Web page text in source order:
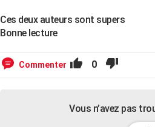
Ces deux auteurs sont supers
Bonne lecture
Commenter 0
Vous n’avez pas